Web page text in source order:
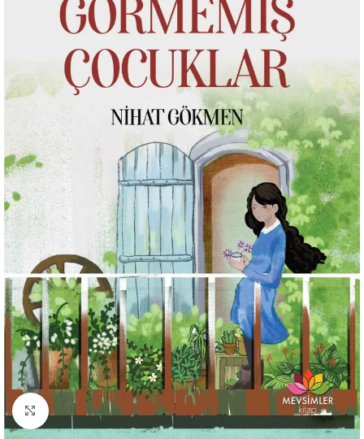
Büyütmek için tıklayın